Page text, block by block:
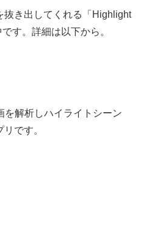
き出してくれる「Highlight
す。詳細は以下から。
解析しハイライトシーン
です。